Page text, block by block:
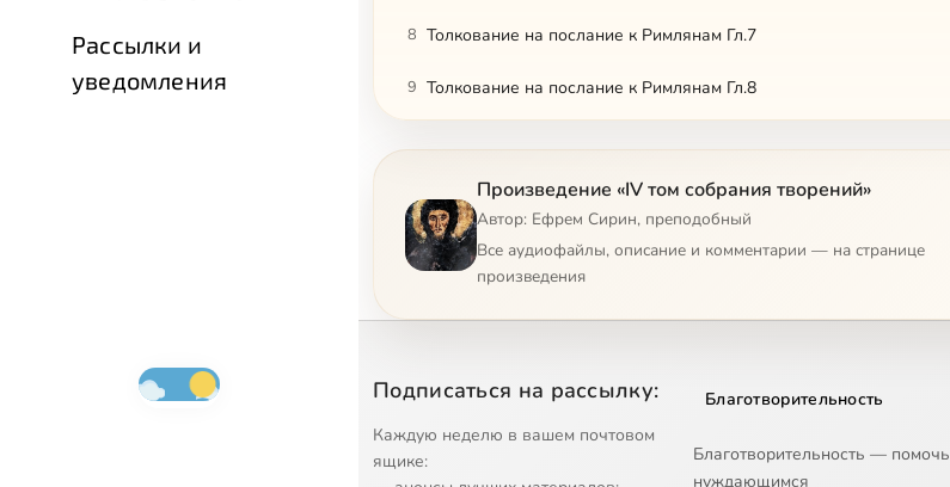
Рассылки и
уведомления
8 Толкование на послание к Римлянам Гл.7
9 Толкование на послание к Римлянам Гл.8
Толкование на послание к Римлянам Гл.10
12 Толкование на послание к Римлянам Гл.11
15 Толкование на послание к Римлянам Гл.14
16 Толкование на послание к Римлянам Гл.15
Произведение «IV том собрания творений»
Автор: Ефрем Сирин, преподобный
Все аудиофайлы, описание и комментарии — на странице
произведения
Подписаться на рассылку:
Каждую неделю в вашем почтовом
ящике:
Благотворительность
Благотворительность — помочь
нуждающимся